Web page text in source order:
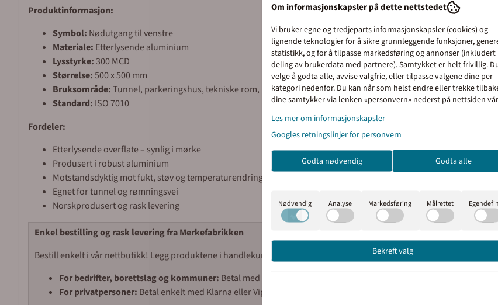
Produktinformasjon:
Symbol: Nødutgang til venstre
Materiale: Etterlysende aluminium
Lysstyrke:300 MCD
Størrelse:500 x 500 mm
Bruksområde:Tunnel, parkeringshus, tekniske rom, rømningsvei
Standard: ISO 7010
Fordeler:
Etterlysende overflate – synlig i mørke
Produsert i robust aluminium
Motstandsdyktig mot fukt, støv og temperaturendringer
Egnet for tunnel og rømningsvei
Norskprodusert og rask levering
Enkel bestilling og rask levering fra Merkefabrikken
Bestill enkelt i vår nettbutikk! Legg produktene i handlekurven, klikk på handlekurv-symbolet, og fullfør bestillingen i
For bedrifter, borettslag og kommuner: Betal med faktura via EHF eller e-post (30 dagers betalingsfrist).
For privatpersoner: Betal enkelt med Klarna eller Vipps.
Priser inkl. eller ekskl. mva
I denne butikken kan du velge om du vil se
prisene med eller uten moms.
Inkl. mva Ekskl. mva
Om informasjonskapsler på dette nettstedet
Vi bruker egne og tredjeparts informasjonskapsler (cookies) og
lignende teknologier for å sikre grunnleggende funksjoner,
statistikk, og for å tilpasse markedsføring og annonser (inkludert
deling av brukerdata med partnere). Samtykket er helt frivillig.
velge å godta alle, avvise valgfrie, eller tilpasse valgene dine per
kategori nedenfor. Du kan når som helst endre eller trekke
dine samtykker via lenken «personvern» nederst på nettsiden
Les mer om informasjonskapsler
Googles retningslinjer for personvern
Godta nødvendig Godta alle
Nødvendig Analyse Markedsføring Målrettet
Bekreft valg